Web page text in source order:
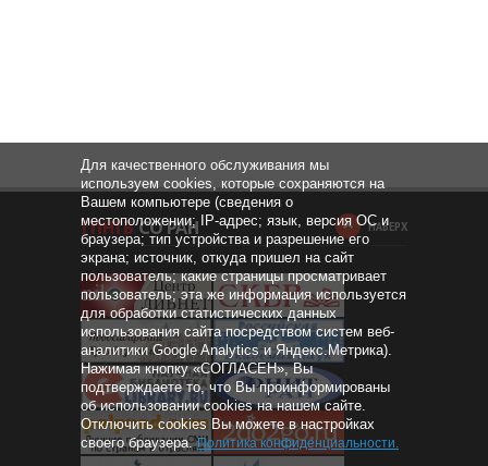
НАВЕРХ
Для качественного обслуживания мы
используем cookies, которые сохраняются на
Вашем компьютере (сведения о
местоположении; IP-адрес; язык, версия ОС и
браузера; тип устройства и разрешение его
экрана; источник, откуда пришел на сайт
пользователь; какие страницы просматривает
пользователь; эта же информация используется
для обработки статистических данных
использования сайта посредством систем веб-
аналитики Google Analytics и Яндекс.Метрика).
Нажимая кнопку «СОГЛАСЕН», Вы
подтверждаете то, что Вы проинформированы
об использовании cookies на нашем сайте.
Отключить cookies Вы можете в настройках
своего браузера.Политика конфиденциальности.